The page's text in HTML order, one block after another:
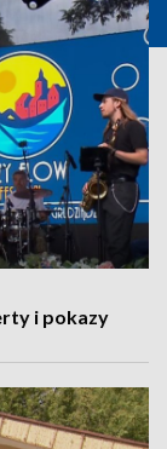
i pokazy